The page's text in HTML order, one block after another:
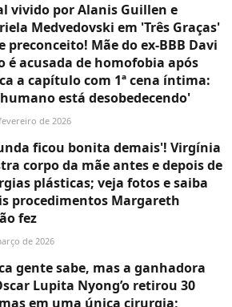
vivido por Alanis Guillen e
Medvedovski em 'Três Graças'
preconceito! Mãe do ex-BBB Davi
é acusada de homofobia após
a capítulo com 1ª cena íntima:
está desobedecendo'
de 2026
ficou bonita demais'! Virgínia
corpo da mãe antes e depois de
plásticas; veja fotos e saiba
procedimentos Margareth
fez
de 2026
gente sabe, mas a ganhadora
Lupita Nyong’o retirou 30
em uma única cirurgia;